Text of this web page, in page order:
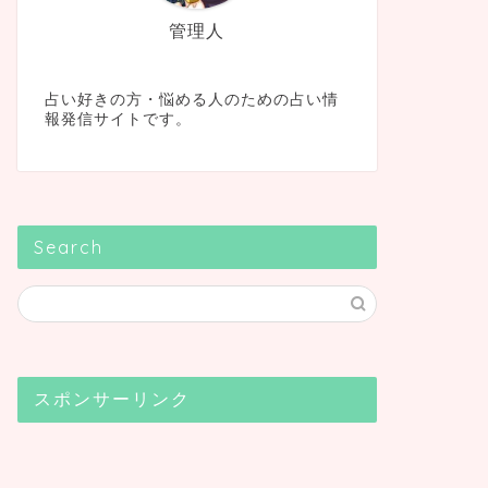
管理人
占い好きの方・悩める人のための占い情
報発信サイトです。
Search
スポンサーリンク